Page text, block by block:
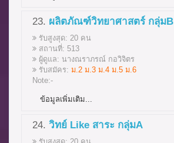
23. ผลิตภัณฑ์วิทยาศาสตร์ กลุ่มB
รับสูงสุด: 20 คน
สถานที่: 513
ผู้ดูแล: นางณราภรณ์ กอวิจิตร
รับสมัคร: ม.2 ม.3 ม.4 ม.5 ม.6
Note:-
ข้อมูลเพิ่มเติม...
24. วิทย์ Like สาระ กลุ่มA